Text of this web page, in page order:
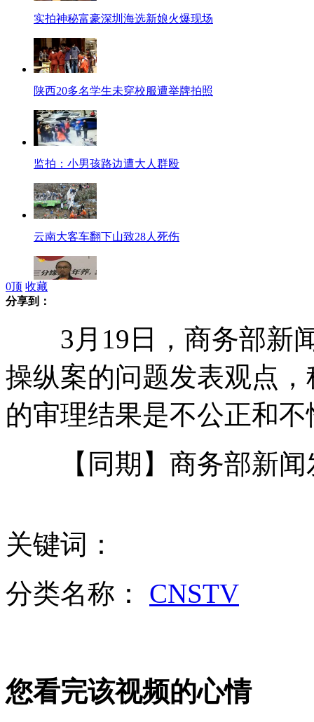
实拍神秘富豪深圳海选新娘火爆现场
陕西20多名学生未穿校服遭举牌拍照
监拍：小男孩路边遭大人群殴
云南大客车翻下山致28人死伤
黄绮珊回应唱功"忽悠"质疑:至今未接商演
白百合被羽凡"威胁"出嫁
传赵本山突发脑血栓入院
倒春寒来临北方迎来降雪 南方雨势再加强
渝新欧国际铁路迎首趟回程班列
2013年南海护渔维权:各重点海域都有渔政船
0顶 收藏
分享到：
3月19日，商务部新闻
操纵案的问题发表观点
的审理结果是不公正和
【同期】商务部新闻
关键词：
分类名称： CNSTV
您看完该视频的心情